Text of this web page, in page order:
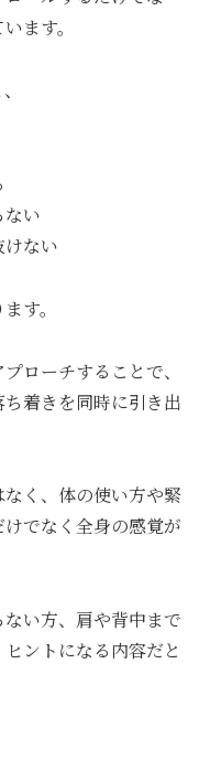
ます。
ない
けない
す。
ローチすることで、
着きを同時に引き出
く、体の使い方や緊
でなく全身の感覚が
い方、肩や背中まで
ントになる内容だと